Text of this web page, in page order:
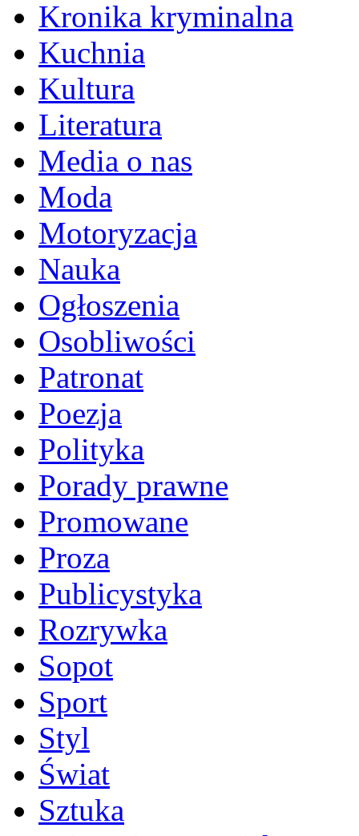
Kronika kryminalna
Kuchnia
Kultura
Literatura
Media o nas
Moda
Motoryzacja
Nauka
Ogłoszenia
Osobliwości
Patronat
Poezja
Polityka
Porady prawne
Promowane
Proza
Publicystyka
Rozrywka
Sopot
Sport
Styl
Świat
Sztuka